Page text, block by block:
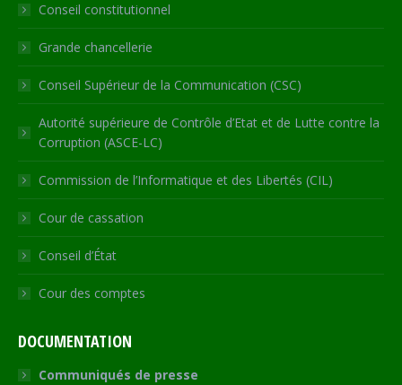
windowwindowwindowwindow
new
Conseil constitutionnel
Grande chancellerie
Conseil Supérieur de la Communication (CSC)
Autorité supérieure de Contrôle d’Etat et de Lutte contre la
Corruption (ASCE-LC)
Commission de l’Informatique et des Libertés (CIL)
Cour de cassation
Conseil d’État
Cour des comptes
DOCUMENTATION
Communiqués de presse